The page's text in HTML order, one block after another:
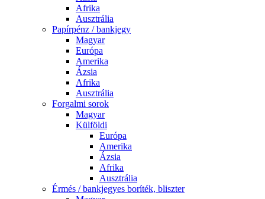
Afrika
Ausztrália
Papírpénz / bankjegy
Magyar
Európa
Amerika
Ázsia
Afrika
Ausztrália
Forgalmi sorok
Magyar
Külföldi
Európa
Amerika
Ázsia
Afrika
Ausztrália
Érmés / bankjegyes boríték, bliszter